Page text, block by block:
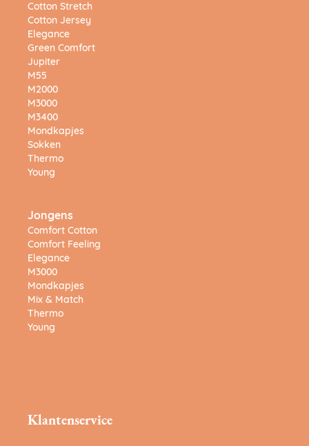
Cotton Stretch
Cotton Jersey
Elegance
Green Comfort
Jupiter
M55
M2000
M3000
M3400
Mondkapjes
Sokken
Thermo
Young
Jongens
Comfort Cotton
Comfort Feeling
Elegance
M3000
Mondkapjes
Mix & Match
Thermo
Young
Klantenservice